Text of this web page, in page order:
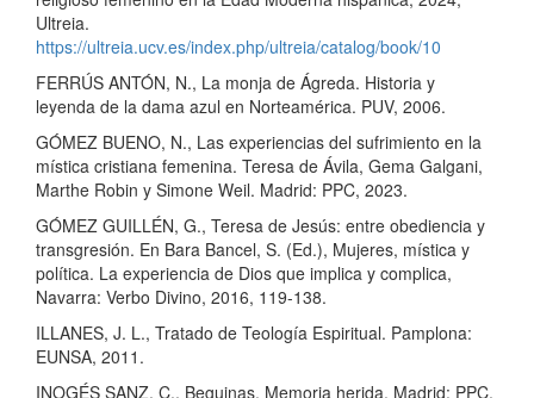
Ultreia.
https://ultreia.ucv.es/index.php/ultreia/catalog/book/10
FERRÚS ANTÓN, N., La monja de Ágreda. Historia y
leyenda de la dama azul en Norteamérica. PUV, 2006.
GÓMEZ BUENO, N., Las experiencias del sufrimiento en la
mística cristiana femenina. Teresa de Ávila, Gema Galgani,
Marthe Robin y Simone Weil. Madrid: PPC, 2023.
GÓMEZ GUILLÉN, G., Teresa de Jesús: entre obediencia y
transgresión. En Bara Bancel, S. (Ed.), Mujeres, mística y
política. La experiencia de Dios que implica y complica,
Navarra: Verbo Divino, 2016, 119-138.
ILLANES, J. L., Tratado de Teología Espiritual. Pamplona:
EUNSA, 2011.
INOGÉS SANZ, C., Beguinas. Memoria herida. Madrid: PPC,